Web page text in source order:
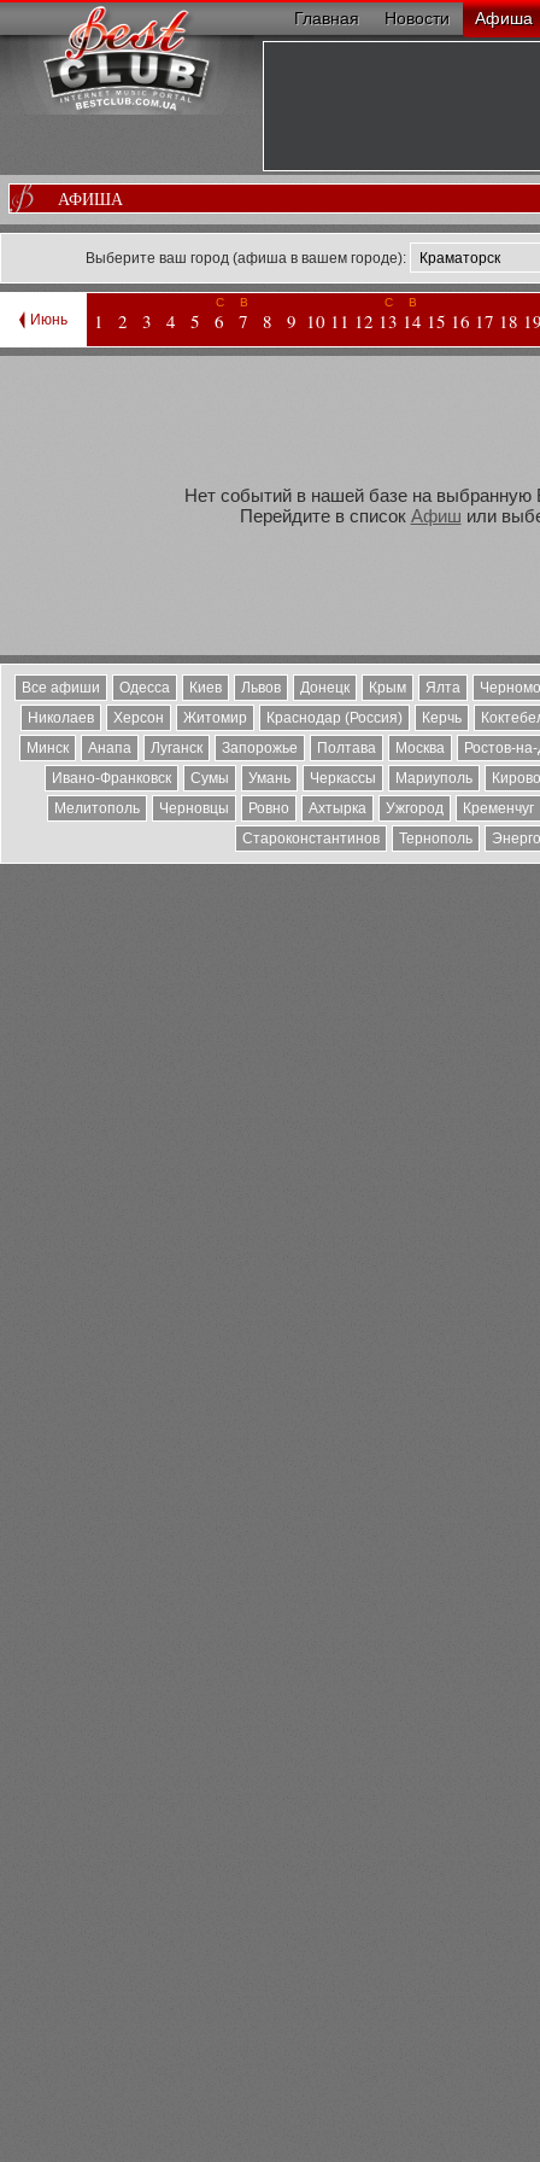
Главная Новости Афиша
АФИША
Выберите ваш город (афиша в вашем городе):
Июнь 1 2 3 4 5
С
6
В
7 8 9 10 11 12
С
13
В
14 15 16 17 18
Нет событий в нашей базе на выбранную
Перейдите в список Афиш или
Все афиши Одесса Киев Львов Донецк Крым Ялта
Николаев
Херсон Житомир Краснодар (Россия) Керчь
Минск
Анапа Луганск Запорожье Полтава Москва
Ростов-
Ивано-Франковск
Сумы Умань Черкассы Мариуполь
Мелитополь
Черновцы Ровно Ахтырка Ужгород
Кременчуг
Староконстантинов
Тернополь